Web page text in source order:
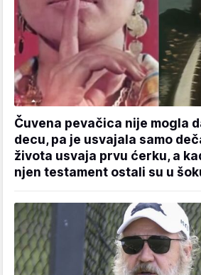
Čuvena pevačica nije mogla
decu, pa je usvajala samo
života usvaja prvu ćerku, a
njen testament ostali su u